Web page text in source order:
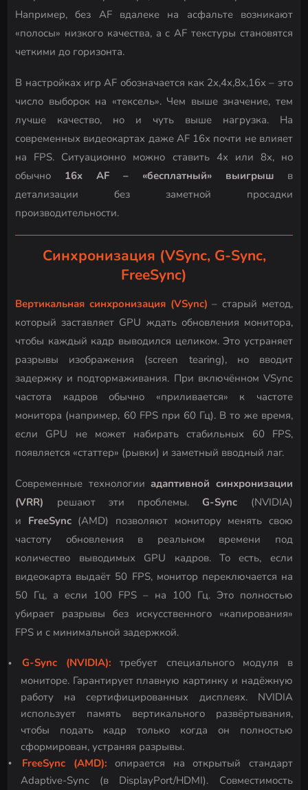
Например, без AF вдалеке на асфальте возникают
«полосы» низкого качества, а с AF текстуры становятся
четкими до горизонта.
В настройках игр AF обозначается как 2x,4x,8x,16x – это
число выборок на «тексель». Чем выше значение, тем
лучше качество, но и чуть выше нагрузка. На
современных видеокартах даже AF 16x почти не влияет
на FPS. Ситуационно можно ставить 4x или 8x, но
обычно 16x AF – «бесплатный» выигрышв
детализации без заметной просадки
производительности.
Синхронизация (VSync, G-Sync,
FreeSync)
Вертикальная синхронизация (VSync) – старый метод,
который заставляет GPU ждать обновления монитора,
чтобы каждый кадр выводился целиком. Это устраняет
разрывы изображения (screen tearing), но вводит
задержку и подтормаживания. При включённом VSync
частота кадров обычно «приливается» к частоте
монитора (например, 60 FPS при 60 Гц). В то же время,
если GPU не может набирать стабильных 60 FPS,
появляется «статтер» (рывки) и заметный вводный лаг.
Современные технологииадаптивной синхронизации
(VRR) решают эти проблемы.G-Sync (NVIDIA)
и FreeSync(AMD) позволяют монитору менять свою
частоту обновления в реальном времени под
количество выводимых GPU кадров. То есть, если
видеокарта выдаёт 50 FPS, монитор переключается на
50 Гц, а если 100 FPS – на 100 Гц. Это полностью
убирает разрывы без искусственного «капирования»
FPS и с минимальной задержкой.
G-Sync (NVIDIA): требует специального модуля в
мониторе. Гарантирует плавную картинку и надёжную
работу на сертифицированных дисплеях. NVIDIA
использует память вертикального развёртывания,
чтобы подать кадр только когда он полностью
сформирован, устраняя разрывы.
FreeSync (AMD): опирается на открытый стандарт
Adaptive-Sync (в DisplayPort/HDMI). Совместимость